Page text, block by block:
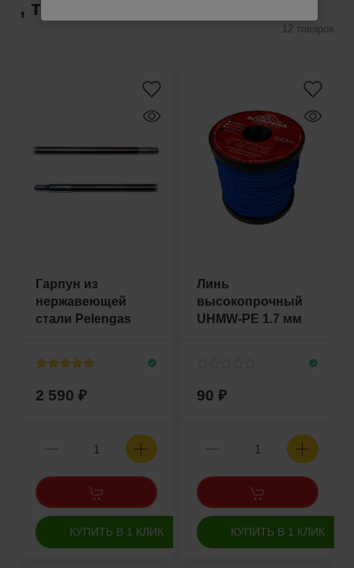
, также купили
12 товаров
Гарпун из
нержавеющей
стали Pelengas
2 590
КУПИТЬ В 1 КЛИК
Линь
высокопрочный
UHMW-PE 1.7 мм
90
КУПИТЬ В 1 КЛИК